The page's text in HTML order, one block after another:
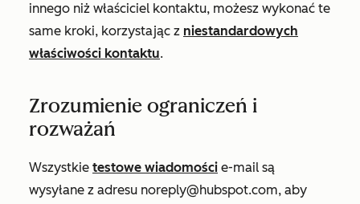
innego niż właściciel kontaktu, możesz wykonać te
same kroki, korzystając z niestandardowych
właściwości kontaktu.
Zrozumienie ograniczeń i
rozważań
Wszystkie testowe wiadomości e-mail są
wysyłane z adresu noreply@hubspot.com, aby